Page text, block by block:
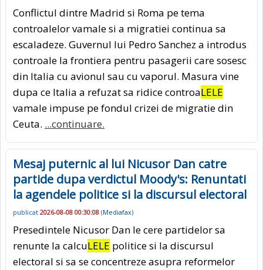
Conflictul dintre Madrid si Roma pe tema
controalelor vamale si a migratiei continua sa
escaladeze. Guvernul lui Pedro Sanchez a introdus
controale la frontiera pentru pasagerii care sosesc
din Italia cu avionul sau cu vaporul. Masura vine
dupa ce Italia a refuzat sa ridice controaLELE
vamale impuse pe fondul crizei de migratie din
Ceuta. ...continuare.
Mesaj puternic al lui Nicusor Dan catre
partide dupa verdictul Moody's: Renuntati
la agendele politice si la discursul electoral
publicat 2026-08-08 00:30:08 (Mediafax)
Presedintele Nicusor Dan le cere partidelor sa
renunte la calcuLELE politice si la discursul
electoral si sa se concentreze asupra reformelor